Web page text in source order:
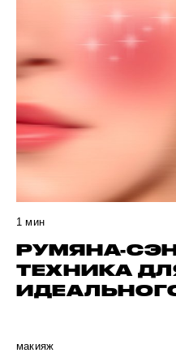
1 мин
РУМЯНА-
ТЕХНИКА
макияж